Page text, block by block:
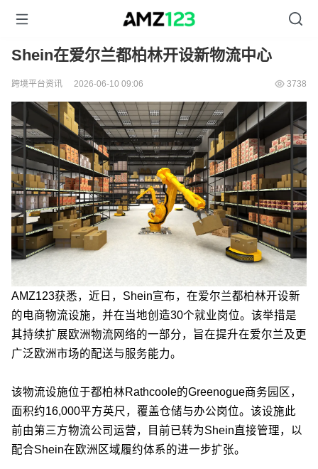
Shein在爱尔兰都柏林开设新物流中心
跨境平台资讯 2026-06-10 09:06 3738
AMZ123获悉，近日，Shein宣布，在爱尔兰都柏林开设新
的电商物流设施，并在当地创造30个就业岗位。该举措是
其持续扩展欧洲物流网络的一部分，旨在提升在爱尔兰及更
广泛欧洲市场的配送与服务能力。
该物流设施位于都柏林Rathcoole的Greenogue商务园区，
面积约16,000平方英尺，覆盖仓储与办公岗位。该设施此
前由第三方物流公司运营，目前已转为Shein直接管理，以
配合Shein在欧洲区域履约体系的进一步扩张。